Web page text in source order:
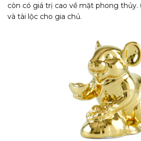
còn có giá trị cao về mặt phong
và tài lộc cho gia chủ.